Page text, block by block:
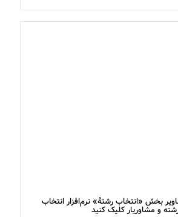
بخش «انتخاب رشتۀ» نرم‌افزار انتخاب
و مشاوریار کلیک کنید